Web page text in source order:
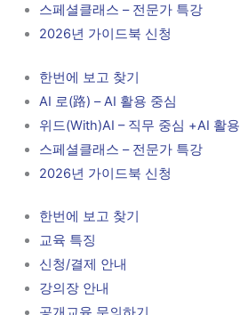
스페셜클래스 – 전문가 특강
2026년 가이드북 신청
한번에 보고 찾기
AI 로(路) – AI 활용 중심
위드(With)AI – 직무 중심 +AI 활용
스페셜클래스 – 전문가 특강
2026년 가이드북 신청
한번에 보고 찾기
교육 특징
신청/결제 안내
강의장 안내